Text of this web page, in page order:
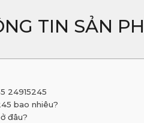
TIN SẢN
24915245
bao nhiêu?
đâu?